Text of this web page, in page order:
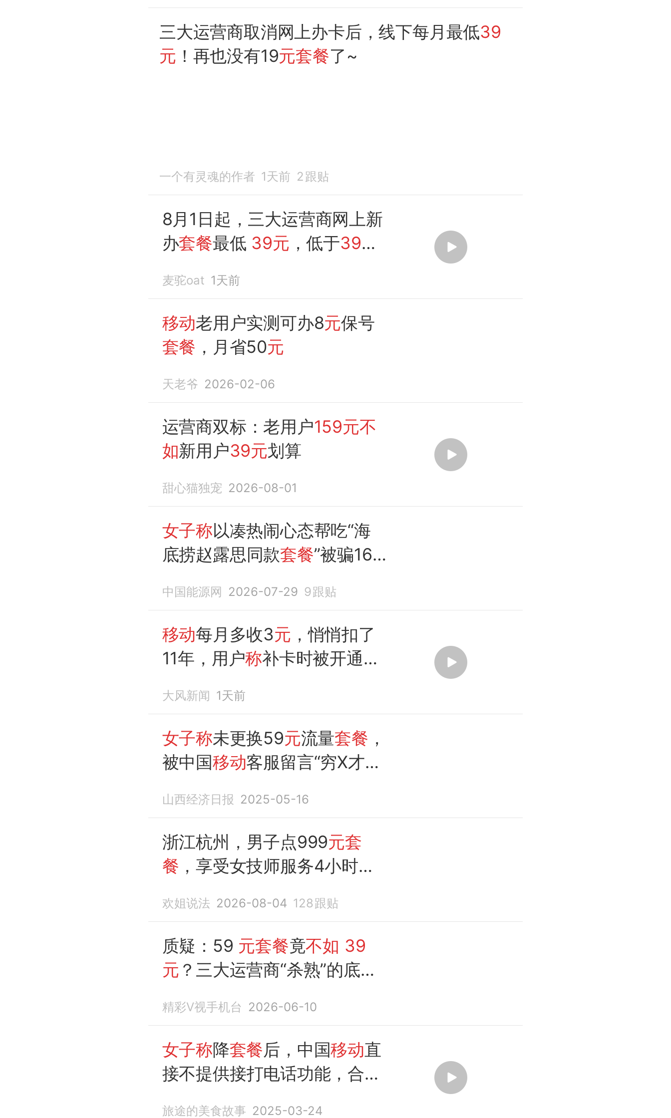
三大运营商取消网上办卡后，线下每月最低39
元 ！再也没有19元套餐了~
一个有灵魂的作者 1天前 2 跟贴
8月1日起，三大运营商网上新
办套餐最低 39元 ，低于39元
麦驼oat 1天前
移动老用户实测可办8元保号
套餐 ，月省50元
天老爷 2026-02-06
运营商双标：老用户159元不
如新用户39元划算
甜心猫独宠 2026-08-01
女子称以凑热闹心态帮吃“海
底捞赵露思同款套餐”被骗166
议消费者不要参与
中国能源网 2026-07-29 9跟贴
移动每月多收3元 ，悄悄扣了
11年，用户称补卡时被开通来
大风新闻 1天前
女子称未更换59元流量套餐 ，
被中国移动客服留言“穷X才用
山西经济日报 2025-05-16
浙江杭州，男子点999元套
餐 ，享受女技师服务4小时后
欢姐说法 2026-08-04 128 跟贴
质疑：59 元套餐竟不如 39
元 ？三大运营商“杀熟”的底层
精彩V视手机台 2026-06-10
女子称降套餐后，中国移动直
接不提供接打电话功能，合理
旅途的美食故事 2025-03-24